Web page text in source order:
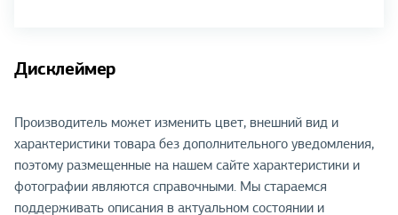
Дисклеймер
Производитель может изменить цвет, внешний вид и
характеристики товара без дополнительного уведомления,
поэтому размещенные на нашем сайте характеристики и
фотографии являются справочными. Мы стараемся
поддерживать описания в актуальном состоянии и